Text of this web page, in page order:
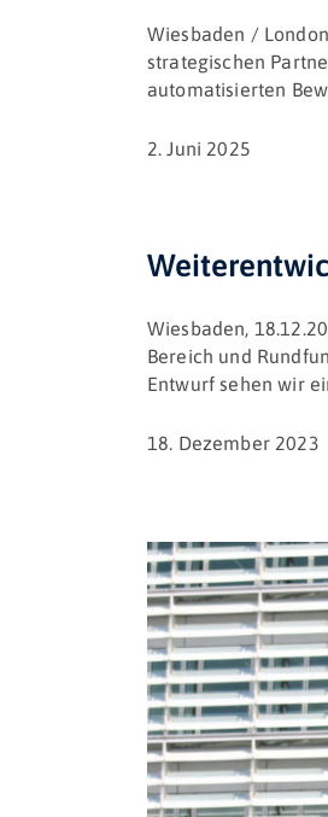
Wiesbaden /
strategischen
automatisierten
2. Juni 2025
Wiesbaden,
Bereich und
Entwurf sehen wir
18. Dezember 2023